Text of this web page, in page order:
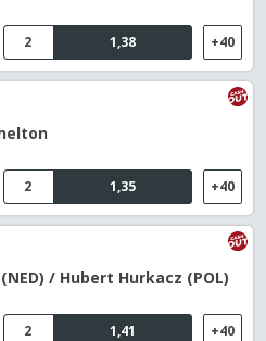
1,38
2 +40
1,35
2 +40
/ Hubert Hurkacz (POL)
1,41
2 +40